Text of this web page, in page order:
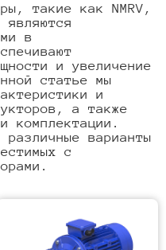
такие как NMRV,
являются
в
и увеличение
статье мы
и
а также
комплектации.
варианты
с